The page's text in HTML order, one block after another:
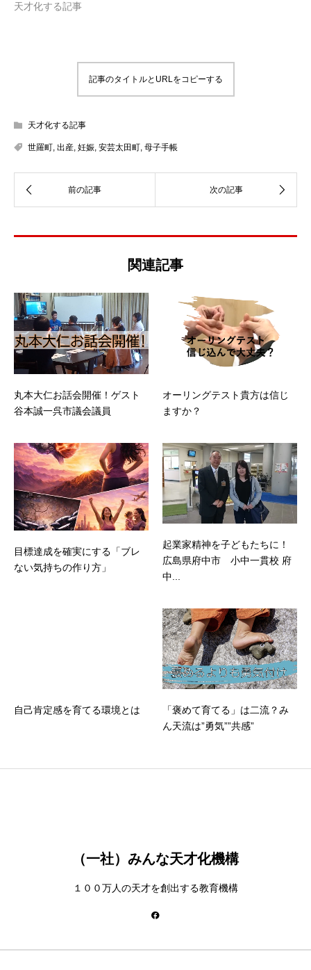
天才化する記事
記事のタイトルとURLをコピーする
天才化する記事
世羅町, 出産, 妊娠, 安芸太田町, 母子手帳
関連記事
丸本大仁お話会開催！ゲスト
谷本誠一呉市議会議員
オーリングテスト貴方は信じ
ますか？
目標達成を確実にする「ブレ
ない気持ちの作り方」
起業家精神を子どもたちに！
広島県府中市 小中一貫校 府
中...
自己肯定感を育てる環境とは
「褒めて育てる」は二流？み
ん天流は”勇気””共感”
（一社）みんな天才化機構
１００万人の天才を創出する教育機構